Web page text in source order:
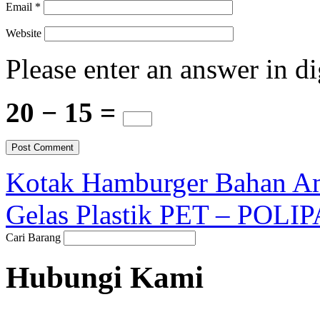
Email *
Website
Please enter an answer in
20 − 15 =
Kotak Hamburger Bahan
Gelas Plastik PET –
Cari Barang
Hubungi Kami